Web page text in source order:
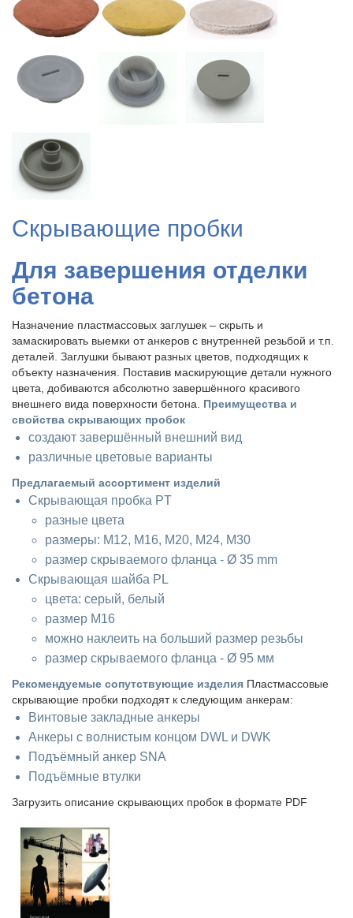
Скрывающие пробки
Для завершения отделки
бетона
Назначение пластмассовых заглушек – скрыть и
замаскировать выемки от анкеров с внутренней резьбой и т.п.
деталей. Заглушки бывают разных цветов, подходящих к
объекту назначения. Поставив маскирующие детали нужного
цвета, добиваются абсолютно завершённого красивого
внешнего вида поверхности бетона. Преимущества и
свойства скрывающих пробок
создают завершённый внешний вид
различные цветовые варианты
Предлагаемый ассортимент изделий
Скрывающая пробка PT
разные цвета
размеры: M12, M16, M20, M24, M30
размер скрываемого фланца - Ø 35 mm
Скрывающая шайба PL
цвета: серый, белый
размер M16
можно наклеить на больший размер резьбы
размер скрываемого фланца - Ø 95 мм
Рекомендуемые сопутствующие изделия Пластмассовые
скрывающие пробки подходят к следующим анкерам:
Винтовые закладные анкеры
Анкеры с волнистым концом DWL и DWK
Подъёмный анкер SNA
Подъёмные втулки
Загрузить описание скрывающих пробок в формате PDF